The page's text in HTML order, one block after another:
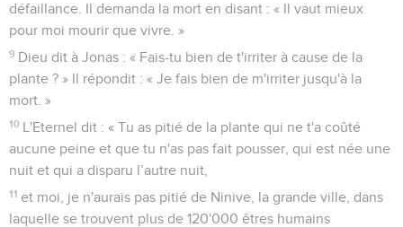
défaillance. Il demanda la mort en disant : « Il vaut mieux
pour moi mourir que vivre. »
9 Dieu dit à Jonas : « Fais-tu bien de t'irriter à cause de la
plante ? » Il répondit : « Je fais bien de m'irriter jusqu'à la
mort. »
10 L'Eternel dit : « Tu as pitié de la plante qui ne t'a coûté
aucune peine et que tu n'as pas fait pousser, qui est née une
nuit et qui a disparu l’autre nuit,
11 et moi, je n'aurais pas pitié de Ninive, la grande ville, dans
laquelle se trouvent plus de 120'000 êtres humains